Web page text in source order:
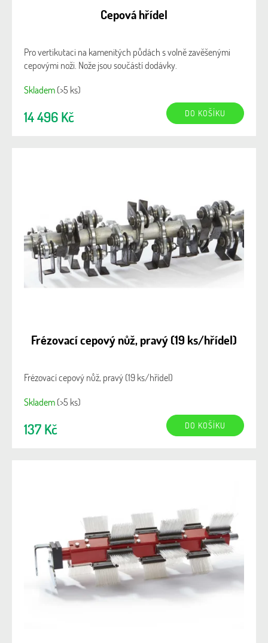
Cepová hřídel
Pro vertikutaci na kamenitých půdách s volně zavěšenými
cepovými noži. Nože jsou součástí dodávky.
Skladem(>5 ks)
14 496 Kč DO KOŠÍKU
Frézovací cepový nůž, pravý (19 ks/hřídel)
Frézovací cepový nůž, pravý (19 ks/hřídel)
Skladem(>5 ks)
137 Kč DO KOŠÍKU